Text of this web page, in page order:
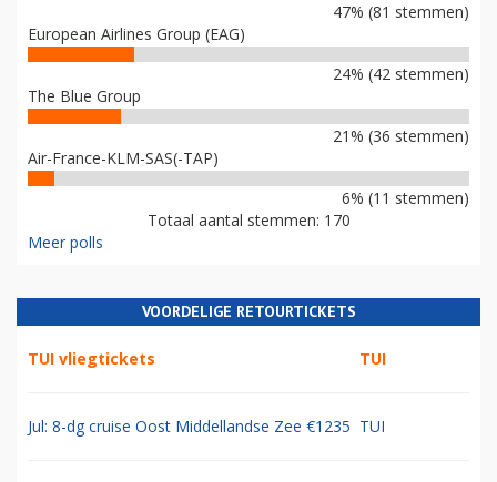
47% (81 stemmen)
European Airlines Group (EAG)
24% (42 stemmen)
The Blue Group
21% (36 stemmen)
Air-France-KLM-SAS(-TAP)
6% (11 stemmen)
Totaal aantal stemmen: 170
Meer polls
VOORDELIGE RETOURTICKETS
TUI vliegtickets TUI
Jul: 8-dg cruise Oost Middellandse Zee €1235 TUI